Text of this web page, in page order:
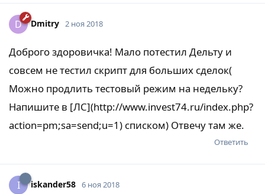
D Dmitry 2 ноя 2018
Доброго здоровичка! Мало потестил Дельту и
совсем не тестил скрипт для больших сделок(
Можно продлить тестовый режим на недельку?
Напишите в [ЛС](http://www.invest74.ru/index.php?
action=pm;sa=send;u=1) списком) Отвечу там же.
Ответить
I iskander58 6 ноя 2018